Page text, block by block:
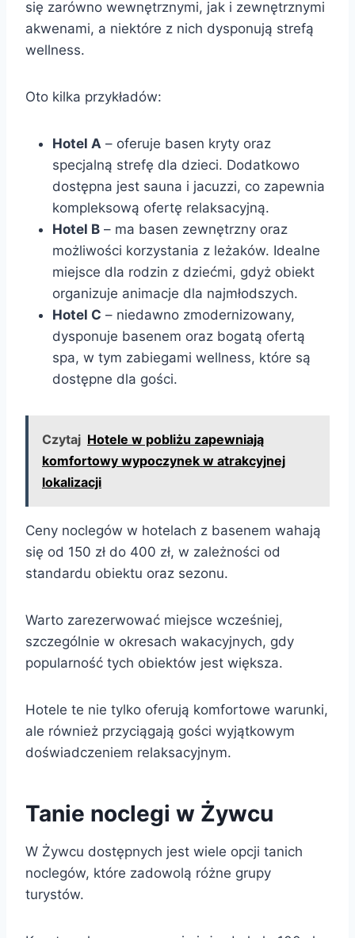
się zarówno wewnętrznymi, jak i zewnętrznymi
akwenami, a niektóre z nich dysponują strefą
wellness.
Oto kilka przykładów:
Hotel A – oferuje basen kryty oraz
specjalną strefę dla dzieci. Dodatkowo
dostępna jest sauna i jacuzzi, co zapewnia
kompleksową ofertę relaksacyjną.
Hotel B – ma basen zewnętrzny oraz
możliwości korzystania z leżaków. Idealne
miejsce dla rodzin z dziećmi, gdyż obiekt
organizuje animacje dla najmłodszych.
Hotel C – niedawno zmodernizowany,
dysponuje basenem oraz bogatą ofertą
spa, w tym zabiegami wellness, które są
dostępne dla gości.
Czytaj Hotele w pobliżu zapewniają
komfortowy wypoczynek w atrakcyjnej
lokalizacji
Ceny noclegów w hotelach z basenem wahają
się od 150 zł do 400 zł, w zależności od
standardu obiektu oraz sezonu.
Warto zarezerwować miejsce wcześniej,
szczególnie w okresach wakacyjnych, gdy
popularność tych obiektów jest większa.
Hotele te nie tylko oferują komfortowe warunki,
ale również przyciągają gości wyjątkowym
doświadczeniem relaksacyjnym.
Tanie noclegi w Żywcu
W Żywcu dostępnych jest wiele opcji tanich
noclegów, które zadowolą różne grupy
turystów.